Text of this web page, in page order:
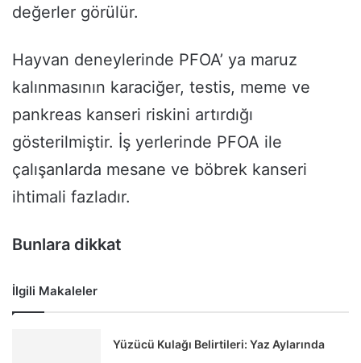
değerler görülür.
Hayvan deneylerinde PFOA’ ya maruz
kalınmasının karaciğer, testis, meme ve
pankreas kanseri riskini artırdığı
gösterilmiştir. İş yerlerinde PFOA ile
çalışanlarda mesane ve böbrek kanseri
ihtimali fazladır.
Bunlara dikkat
İlgili Makaleler
Yüzücü Kulağı Belirtileri: Yaz Aylarında